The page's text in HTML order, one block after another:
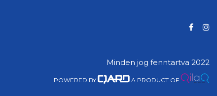
Minden jog fenntartva 2022
POWERED BY A PRODUCT OF